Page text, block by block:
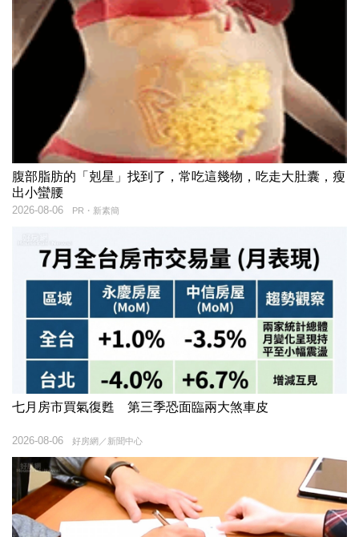
腹部脂肪的「剋星」找到了，常吃這幾物，吃走大肚囊，瘦
出小蠻腰
PR・新素簡
2026-08-06
七月房市買氣復甦 第三季恐面臨兩大煞車皮
好房網／新聞中心
2026-08-06